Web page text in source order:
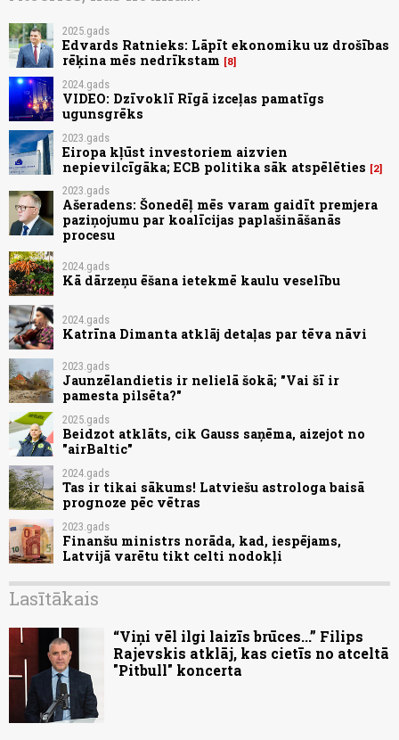
2025.gads
Edvards Ratnieks: Lāpīt ekonomiku uz drošības
rēķina mēs nedrīkstam
8
2024.gads
VIDEO: Dzīvoklī Rīgā izceļas pamatīgs
ugunsgrēks
2023.gads
Eiropa kļūst investoriem aizvien
nepievilcīgāka; ECB politika sāk atspēlēties
2
2023.gads
Ašeradens: Šonedēļ mēs varam gaidīt premjera
paziņojumu par koalīcijas paplašināšanās
procesu
2024.gads
Kā dārzeņu ēšana ietekmē kaulu veselību
2024.gads
Katrīna Dimanta atklāj detaļas par tēva nāvi
2023.gads
Jaunzēlandietis ir nelielā šokā; "Vai šī ir
pamesta pilsēta?"
2025.gads
Beidzot atklāts, cik Gauss saņēma, aizejot no
"airBaltic"
2024.gads
Tas ir tikai sākums! Latviešu astrologa baisā
prognoze pēc vētras
2023.gads
Finanšu ministrs norāda, kad, iespējams,
Latvijā varētu tikt celti nodokļi
Lasītākais
“Viņi vēl ilgi laizīs brūces...” Filips
Rajevskis atklāj, kas cietīs no atceltā
"Pitbull" koncerta